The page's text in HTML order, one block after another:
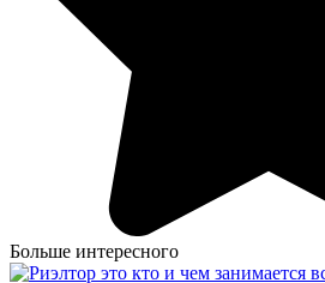
Больше интересного